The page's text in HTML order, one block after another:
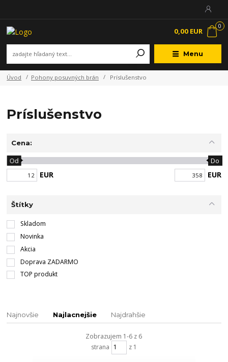
Menu
0
0,00 EUR
Úvod Pohony posuvných brán Príslušenstvo
Príslušenstvo
Cena:
EUR
Od Do
EUR
Štítky
Skladom
Novinka
Akcia
Doprava ZADARMO
TOP produkt
Najnovšie Najlacnejšie Najdrahšie
Zobrazujem 1-6 z 6
strana
z 1